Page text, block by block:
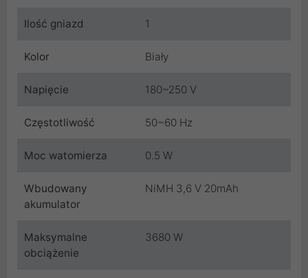
Ilość gniazd 1
Kolor Biały
Napięcie 180~250 V
Częstotliwość 50~60 Hz
Moc watomierza 0.5 W
Wbudowany
akumulator
NiMH 3,6 V 20mAh
Maksymalne
obciążenie
3680 W